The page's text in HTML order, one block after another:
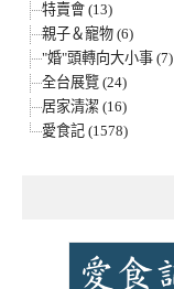
特賣會 (13)
親子＆寵物 (6)
"婚"頭轉向大小事 (7)
全台展覽 (24)
居家清潔 (16)
愛食記 (1578)